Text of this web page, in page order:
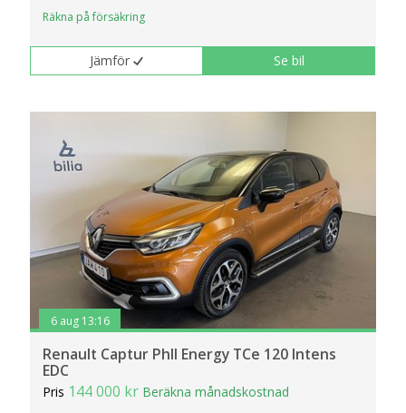
Räkna på försäkring
Jämför Se bil
6 aug 13:16
Renault Captur PhII Energy TCe 120 Intens
EDC
Pris 144 000 kr Beräkna månadskostnad